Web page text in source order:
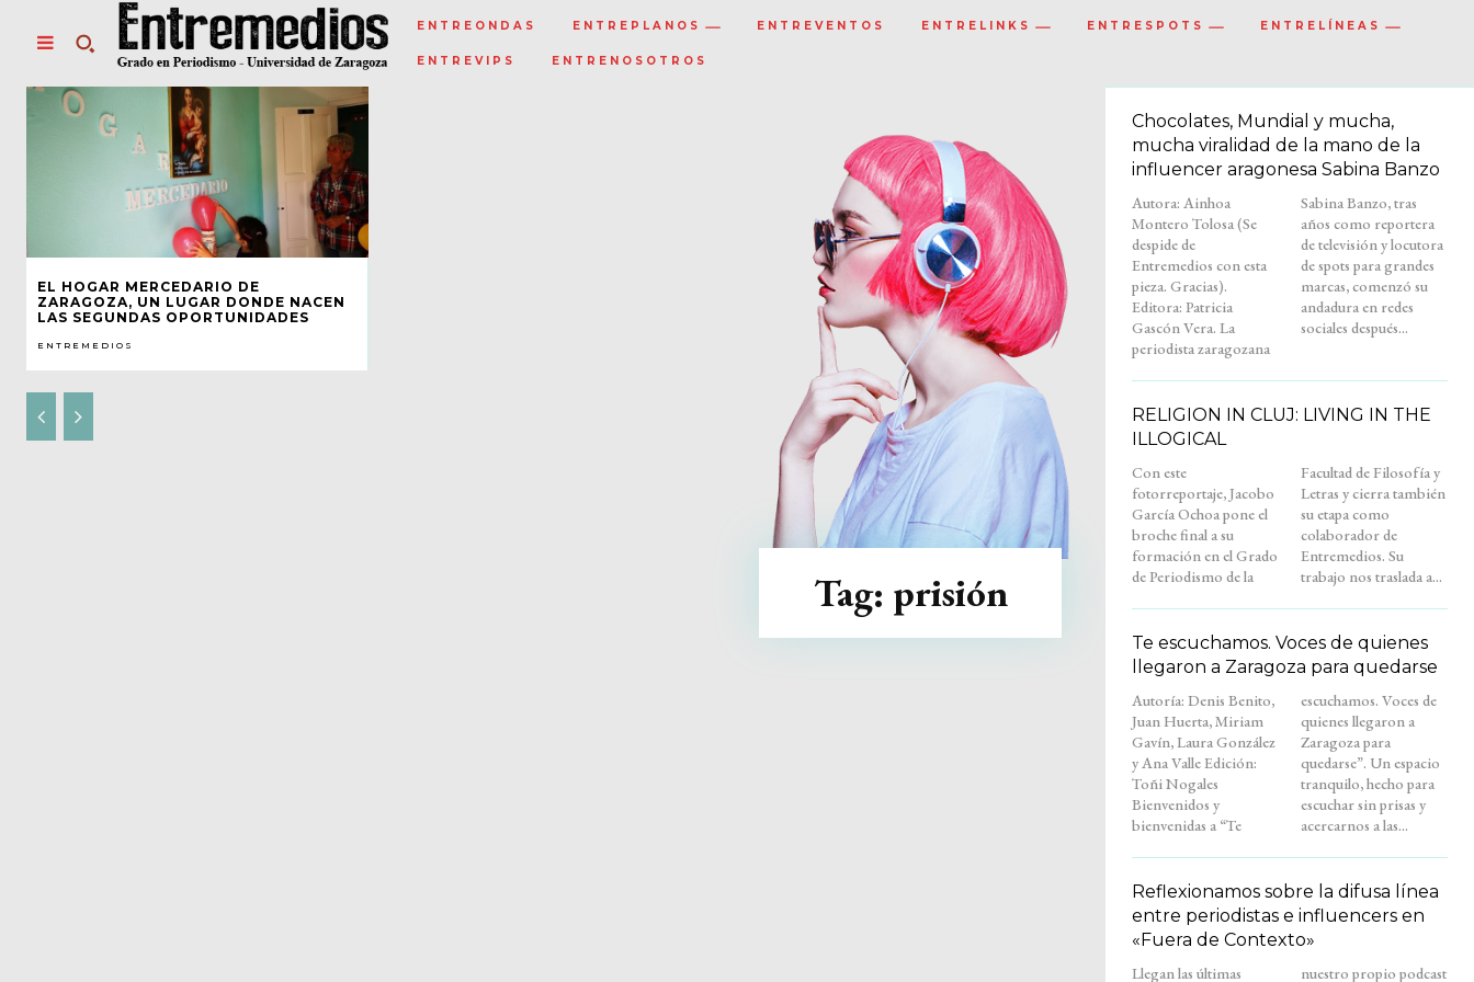
ENTREONDAS ENTREPLANOS ENTREVENTOS ENTRELINKS ENTRESPOTS ENTRELÍNEAS
ENTREVIPS ENTRENOSOTROS
EL HOGAR MERCEDARIO DE
ZARAGOZA, UN LUGAR DONDE NACEN
LAS SEGUNDAS OPORTUNIDADES
ENTREMEDIOS
Tag: prisión
Chocolates, Mundial y mucha,
mucha viralidad de la mano de la
influencer aragonesa Sabina Banzo
Autora: Ainhoa
Montero Tolosa (Se
despide de
Entremedios con esta
pieza. Gracias).
Editora: Patricia
Gascón Vera. La
periodista zaragozana
Sabina Banzo, tras
años como reportera
de televisión y locutora
de spots para grandes
marcas, comenzó su
andadura en redes
sociales después...
RELIGION IN CLUJ: LIVING IN THE
ILLOGICAL
Con este
fotorreportaje, Jacobo
García Ochoa pone el
broche final a su
formación en el Grado
de Periodismo de la
Facultad de Filosofía y
Letras y cierra también
su etapa como
colaborador de
Entremedios. Su
trabajo nos traslada a...
Te escuchamos. Voces de quienes
llegaron a Zaragoza para quedarse
Autoría: Denis Benito,
Juan Huerta, Miriam
Gavín, Laura González
y Ana Valle Edición:
Toñi Nogales
Bienvenidos y
bienvenidas a “Te
escuchamos. Voces de
quienes llegaron a
Zaragoza para
quedarse”. Un espacio
tranquilo, hecho para
escuchar sin prisas y
acercarnos a las...
Reflexionamos sobre la difusa línea
entre periodistas e influencers en
«Fuera de Contexto»
Llegan las últimas
nuestro propio podcast